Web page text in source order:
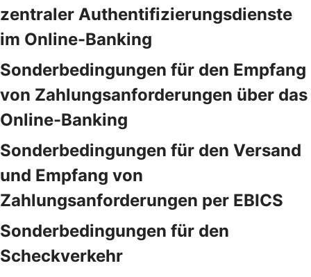
zentraler Authentifizierungsdienste
im Online-Banking
Sonderbedingungen für den Empfang
von Zahlungsanforderungen über das
Online-Banking
Sonderbedingungen für den Versand
und Empfang von
Zahlungsanforderungen per EBICS
Sonderbedingungen für den
Scheckverkehr